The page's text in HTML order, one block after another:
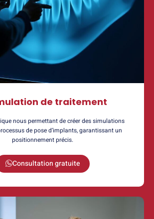
de traitement
nous permettant de créer des simulations
de pose d’implants, garantissant un
positionnement précis.
Consultation gratuite